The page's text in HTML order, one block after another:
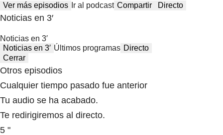
Ver más episodios Ir al podcast Compartir Directo
Noticias en 3′
Noticias en 3′
Noticias en 3′ Últimos programas Directo
Cerrar
Otros episodios
Cualquier tiempo pasado fue anterior
Tu audio se ha acabado.
Te redirigiremos al directo.
5 "